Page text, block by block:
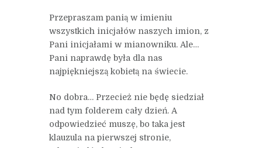
Przepraszam panią w imieniu
wszystkich inicjałów naszych imion, z
Pani inicjałami w mianowniku. Ale…
Pani naprawdę była dla nas
najpiękniejszą kobietą na świecie.
No dobra… Przecież nie będę siedział
nad tym folderem cały dzień. A
odpowiedzieć muszę, bo taka jest
klauzula na pierwszej stronie,